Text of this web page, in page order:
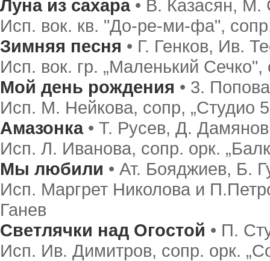
Луна из сахара• В. Казасян, М.
Исп. вок. кв. "До-ре-ми-фа",
Зимняя песня • Г. Генков, Ив.
Исп. вок. гр. „Маленький
Мой день рождения • 3.
Исп. М. Нейкова, сопр, „Студио
Амазонка• Т. Русев, Д. Дамянов
Исп. Л. Иванова, сопр. орк.
Мы любили • Ат. Бояджиев, Б.
Исп. Маргрет Николова и
Ганев
Светлячки над Огостой • П.
Исп. Ив. Димитров, сопр. орк.